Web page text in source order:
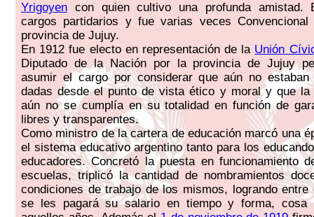
Yrigoyen con quien cultivo una profunda amistad.
cargos partidarios y fue varias veces
provincia de Jujuy.
En 1912 fue electo en representación de la Unión
Diputado de la Nación por la provincia de Jujuy
asumir el cargo por considerar que aún no estaban
dadas desde el punto de vista ético y moral y que la
aún no se cumplía en su totalidad en función de
libres y transparentes.
Como ministro de la cartera de educación marcó una
el sistema educativo argentino tanto para los
educadores. Concretó la puesta en funcionamiento
escuelas, triplicó la cantidad de nombramientos
condiciones de trabajo de los mismos, logrando
se les pagará su salario en tiempo y forma, cosa